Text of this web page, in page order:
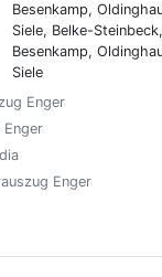
Besenkamp,
Siele, Belke-Steinbeck,
Besenkamp,
Siele
Enger
Enger
Enger